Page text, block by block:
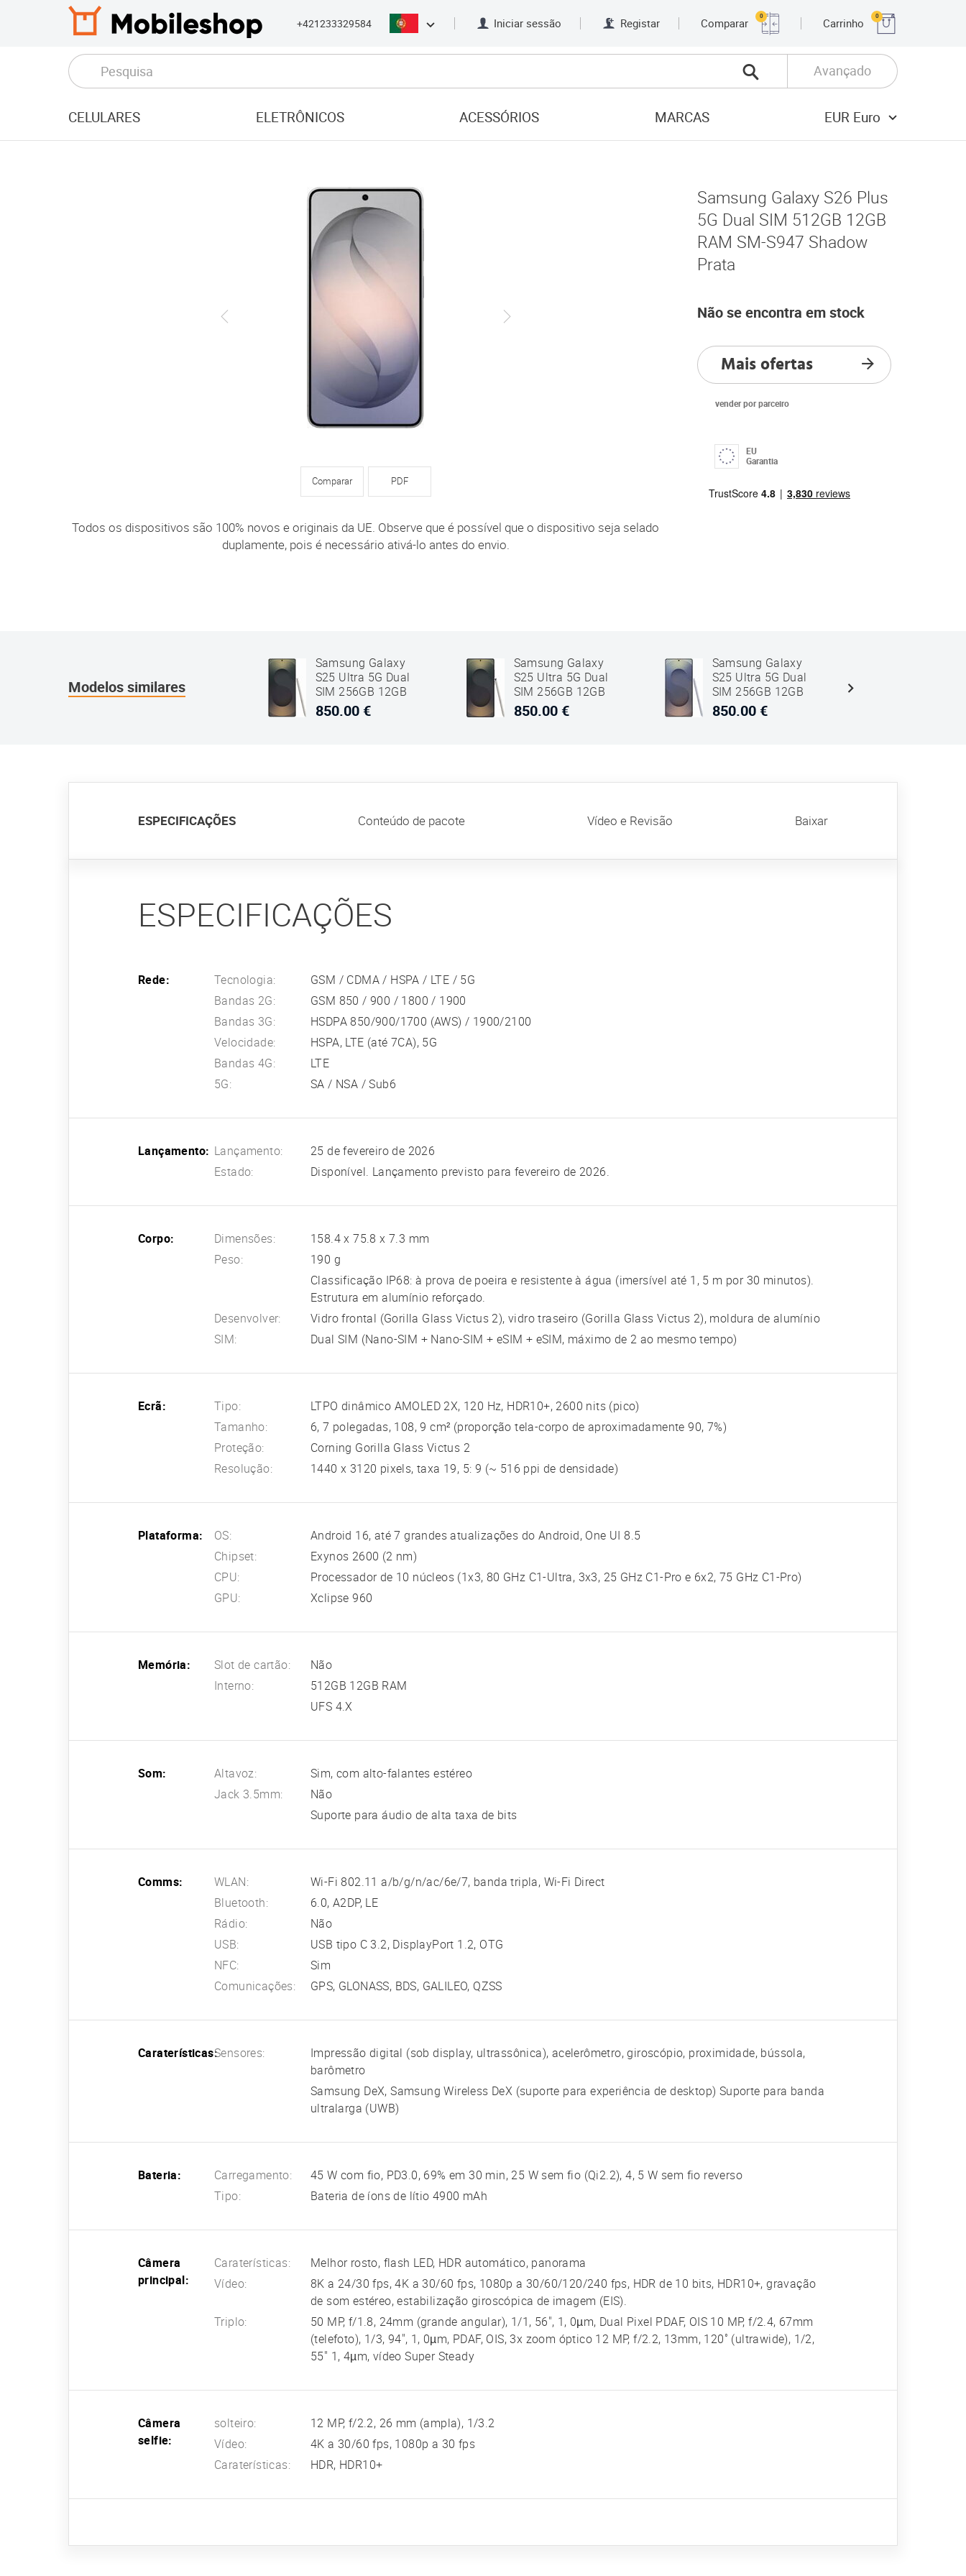
+421233329584 Iniciar sessão Registar Comparar
0
Carrinho
0
Avançado
CELULARES ELETRÔNICOS ACESSÓRIOS MARCAS EUR Euro
Comparar PDF
Todos os dispositivos são 100% novos e originais da UE. Observe que é possível que o dispositivo seja selado
duplamente, pois é necessário ativá-lo antes do envio.
Samsung Galaxy S26 Plus
5G Dual SIM 512GB 12GB
RAM SM-S947 Shadow
Prata
Não se encontra em stock
Mais ofertas
vender por parceiro
EU
Garantia
Modelos similares
Samsung Galaxy
S25 Ultra 5G Dual
SIM 256GB 12GB
RAM Titanium
850.00 €
Samsung Galaxy
S25 Ultra 5G Dual
SIM 256GB 12GB
RAM Titanium Jet
850.00 €
Samsung Galaxy
S25 Ultra 5G Dual
SIM 256GB 12GB
RAM Titanium
850.00 €
ESPECIFICAÇÕES Conteúdo de pacote Vídeo e Revisão Baixar
ESPECIFICAÇÕES
Rede: Tecnologia:
GSM / CDMA / HSPA / LTE / 5G
Bandas 2G:
GSM 850 / 900 / 1800 / 1900
Bandas 3G:
HSDPA 850/900/1700 (AWS) / 1900/2100
Velocidade:
HSPA, LTE (até 7CA), 5G
Bandas 4G:
LTE
5G:
SA / NSA / Sub6
Lançamento: Lançamento:
25 de fevereiro de 2026
Estado:
Disponível. Lançamento previsto para fevereiro de 2026.
Corpo: Dimensões:
158.4 x 75.8 x 7.3 mm
Peso:
190 g
Classificação IP68: à prova de poeira e resistente à água (imersível até 1, 5 m por 30 minutos).
Estrutura em alumínio reforçado.
Desenvolver:
Vidro frontal (Gorilla Glass Victus 2), vidro traseiro (Gorilla Glass Victus 2), moldura de alumínio
SIM:
Dual SIM (Nano-SIM + Nano-SIM + eSIM + eSIM, máximo de 2 ao mesmo tempo)
Ecrã: Tipo:
LTPO dinâmico AMOLED 2X, 120 Hz, HDR10+, 2600 nits (pico)
Tamanho:
6, 7 polegadas, 108, 9 cm² (proporção tela-corpo de aproximadamente 90, 7%)
Proteção:
Corning Gorilla Glass Victus 2
Resolução:
1440 x 3120 pixels, taxa 19, 5: 9 (~ 516 ppi de densidade)
Plataforma: OS:
Android 16, até 7 grandes atualizações do Android, One UI 8.5
Chipset:
Exynos 2600 (2 nm)
CPU:
Processador de 10 núcleos (1x3, 80 GHz C1-Ultra, 3x3, 25 GHz C1-Pro e 6x2, 75 GHz C1-Pro)
GPU:
Xclipse 960
Memória: Slot de cartão:
Não
Interno:
512GB 12GB RAM
UFS 4.X
Som: Altavoz:
Sim, com alto-falantes estéreo
Jack 3.5mm:
Não
Suporte para áudio de alta taxa de bits
Comms: WLAN:
Wi-Fi 802.11 a/b/g/n/ac/6e/7, banda tripla, Wi-Fi Direct
Bluetooth:
6.0, A2DP, LE
Rádio:
Não
USB:
USB tipo C 3.2, DisplayPort 1.2, OTG
NFC:
Sim
Comunicações:
GPS, GLONASS, BDS, GALILEO, QZSS
Caraterísticas:Sensores:
Impressão digital (sob display, ultrassônica), acelerômetro, giroscópio, proximidade, bússola,
barômetro
Samsung DeX, Samsung Wireless DeX (suporte para experiência de desktop) Suporte para banda
ultralarga (UWB)
Bateria: Carregamento:
45 W com fio, PD3.0, 69% em 30 min, 25 W sem fio (Qi2.2), 4, 5 W sem fio reverso
Tipo:
Bateria de íons de lítio 4900 mAh
Câmera
principal:
Caraterísticas:
Melhor rosto, flash LED, HDR automático, panorama
Vídeo:
8K a 24/30 fps, 4K a 30/60 fps, 1080p a 30/60/120/240 fps, HDR de 10 bits, HDR10+, gravação
de som estéreo, estabilização giroscópica de imagem (EIS).
Triplo:
50 MP, f/1.8, 24mm (grande angular), 1/1, 56", 1, 0µm, Dual Pixel PDAF, OIS 10 MP, f/2.4, 67mm
(telefoto), 1/3, 94", 1, 0µm, PDAF, OIS, 3x zoom óptico 12 MP, f/2.2, 13mm, 120˚ (ultrawide), 1/2,
55" 1, 4µm, vídeo Super Steady
Câmera
selfie:
solteiro:
12 MP, f/2.2, 26 mm (ampla), 1/3.2
Vídeo:
4K a 30/60 fps, 1080p a 30 fps
Caraterísticas:
HDR, HDR10+